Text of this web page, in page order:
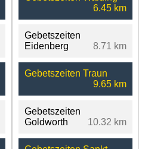
6.45 km
Gebetszeiten
Eidenberg
8.71 km
Gebetszeiten Traun
9.65 km
Gebetszeiten
Goldworth
10.32 km